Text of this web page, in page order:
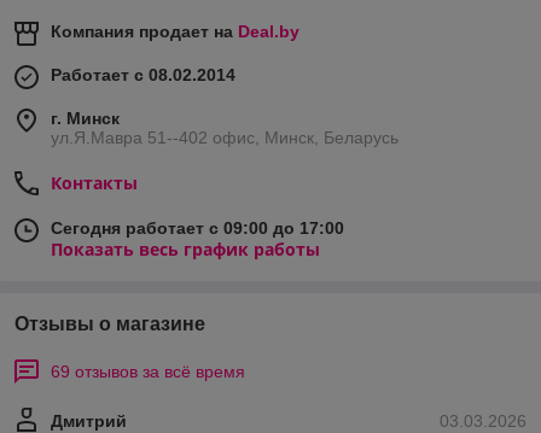
Компания продает на Deal.by
Работает с 08.02.2014
г. Минск
ул.Я.Мавра 51--402 офис, Минск, Беларусь
Контакты
Сегодня работает с 09:00 до 17:00
Показать весь график работы
Отзывы о магазине
69 отзывов за всё время
03.03.2026
Дмитрий